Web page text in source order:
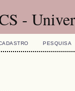
-
PESQUISA